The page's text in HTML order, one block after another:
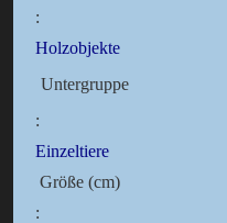
:
Holzobjekte
Untergruppe
:
Einzeltiere
Größe (cm)
: